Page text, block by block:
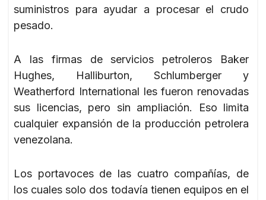
suministros para ayudar a procesar el crudo
pesado.
A las firmas de servicios petroleros Baker
Hughes, Halliburton, Schlumberger y
Weatherford International les fueron renovadas
sus licencias, pero sin ampliación. Eso limita
cualquier expansión de la producción petrolera
venezolana.
Los portavoces de las cuatro compañías, de
los cuales solo dos todavía tienen equipos en el